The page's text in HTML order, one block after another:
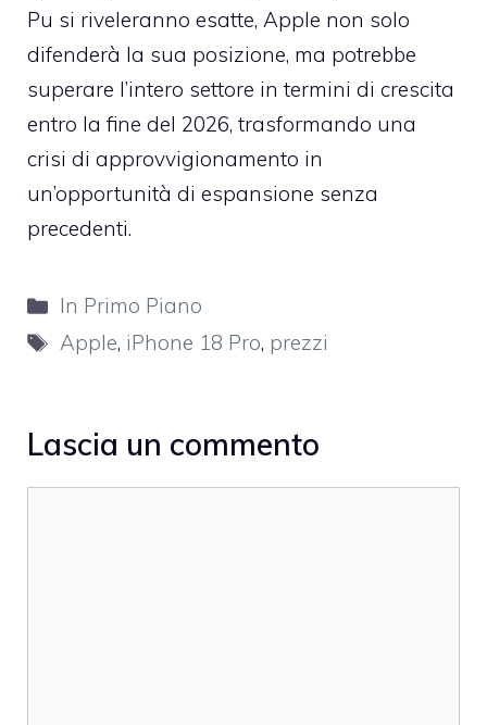
Pu si riveleranno esatte, Apple non solo
difenderà la sua posizione, ma potrebbe
superare l’intero settore in termini di crescita
entro la fine del 2026, trasformando una
crisi di approvvigionamento in
un’opportunità di espansione senza
precedenti.
Categorie
In Primo Piano
Tag
Apple, iPhone 18 Pro, prezzi
Lascia un commento